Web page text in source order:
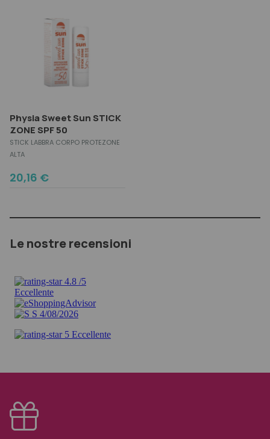
Physia Sweet Sun STICK
ZONE SPF 50
STICK LABBRA CORPO PROTEZONE
ALTA
20,16 €
Le nostre recensioni